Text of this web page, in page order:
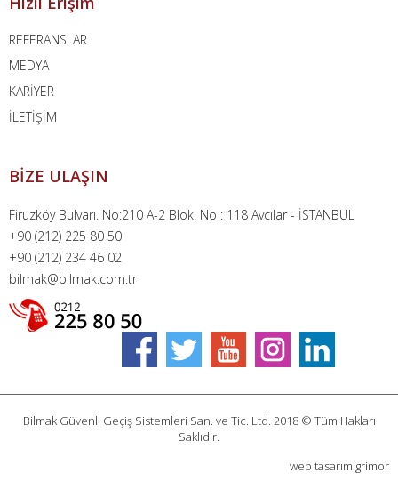
REFERANSLAR
MEDYA
KARİYER
İLETİŞİM
BİZE ULAŞIN
Firuzköy Bulvarı. No:210 A-2 Blok. No : 118 Avcılar - İSTANBUL
+90 (212) 225 80 50
+90 (212) 234 46 02
bilmak@bilmak.com.tr
Bilmak Güvenli Geçiş Sistemleri San. ve Tic. Ltd. 2018 © Tüm Hakları
Saklıdır.
web tasarım grimor